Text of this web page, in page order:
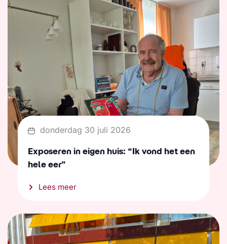
donderdag 30 juli 2026
Exposeren in eigen huis: “Ik vond het een
hele eer”
Lees meer